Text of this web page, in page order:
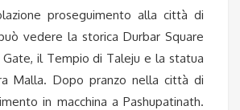
proseguimento alla città di
vedere la storica Durbar Square
il Tempio di Taleju e la statua
Malla. Dopo pranzo nella città di
in macchina a Pashupatinath.